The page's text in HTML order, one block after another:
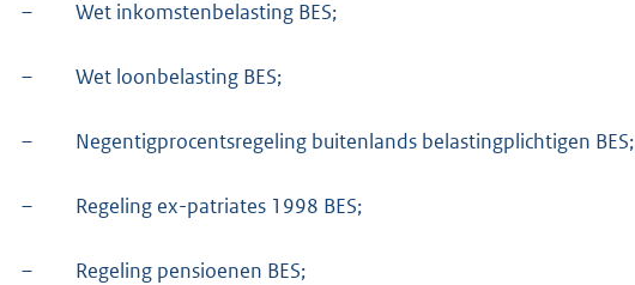
– Wet inkomstenbelasting BES;
– Wet loonbelasting BES;
– Negentigprocentsregeling buitenlands belastingplichtigen BES;
– Regeling ex-patriates 1998 BES;
– Regeling pensioenen BES;